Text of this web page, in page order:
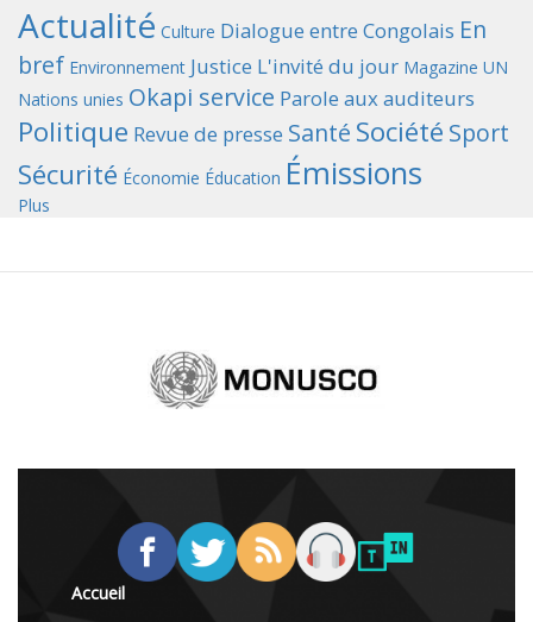
Actualité Culture Dialogue entre Congolais En
bref Environnement Justice L'invité du jour Magazine UN
Nations unies Okapi service Parole aux auditeurs
Politique Revue de presse Santé Société Sport
Sécurité Économie Éducation Émissions
Plus
Accueil